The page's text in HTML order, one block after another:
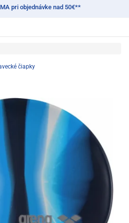
pri objednávke nad 50€**
čiapky